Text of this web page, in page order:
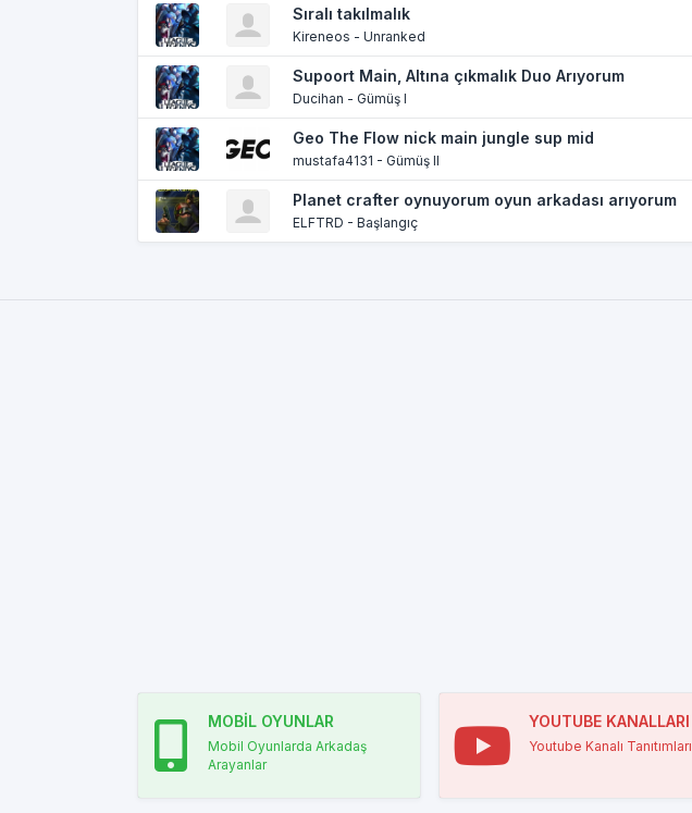
Sıralı takılmalık
Kireneos - Unranked
Supoort Main, Altına çıkmalık Duo Arıyorum
Ducihan - Gümüş I
Geo The Flow nick main jungle sup mid
mustafa4131 - Gümüş II
Planet crafter oynuyorum oyun arkadası arıyorum
ELFTRD - Başlangıç
MOBİL OYUNLAR
Mobil Oyunlarda Arkadaş
Arayanlar
YOUTUBE KANALLARI
Youtube Kanalı Tanıtımları